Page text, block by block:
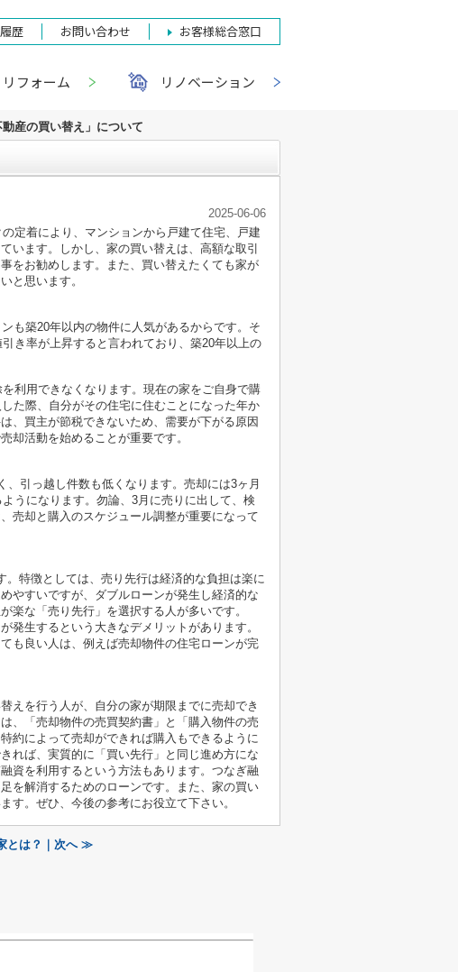
歴 お問い合わせ お客様総合窓口
リフォーム リノベーション
産の買い替え」について
2025-06-06
定着により、マンションから戸建て住宅、戸建
います。しかし、家の買い替えは、高額な取引
をお勧めします。また、買い替えたくても家が
と思います。
も築20年以内の物件に人気があるからです。そ
き率が上昇すると言われており、築20年以上の
利用できなくなります。現在の家をご自身で購
た際、自分がその住宅に住むことになった年か
、買主が節税できないため、需要が下がる原因
却活動を始めることが重要です。
引っ越し件数も低くなります。売却には3ヶ月
うになります。勿論、3月に売りに出して、検
売却と購入のスケジュール調整が重要になって
特徴としては、売り先行は経済的な負担は楽に
やすいですが、ダブルローンが発生し経済的な
楽な「売り先行」を選択する人が多いです。
発生するという大きなデメリットがあります。
も良い人は、例えば売却物件の住宅ローンが完
えを行う人が、自分の家が期限までに売却でき
、「売却物件の売買契約書」と「購入物件の売
約によって売却ができれば購入もできるように
れば、実質的に「買い先行」と同じ進め方にな
資を利用するという方法もあります。つなぎ融
を解消するためのローンです。また、家の買い
す。ぜひ、今後の参考にお役立て下さい。
とは？｜次へ ≫